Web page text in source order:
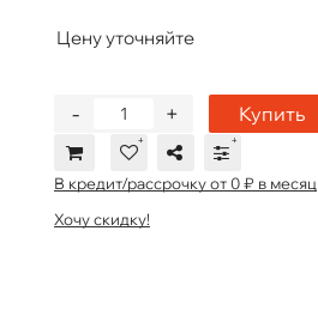
Цену уточняйте
+
- Купить
В кредит/рассрочку от 0 ₽ в месяц
Хочу скидку!